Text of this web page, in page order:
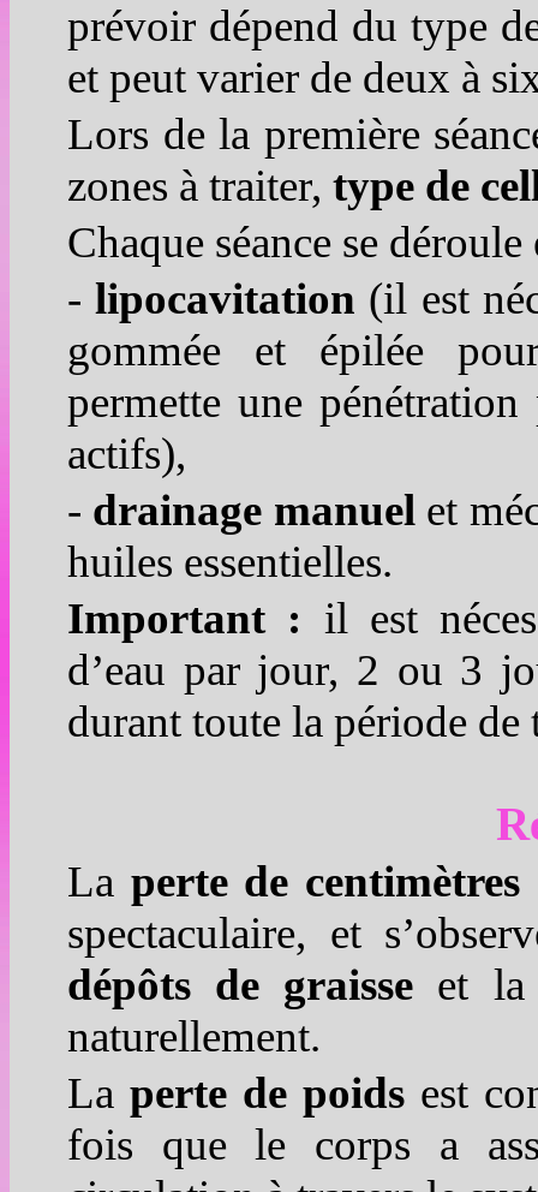
prévoir dépend du type
et peut varier de deux à
Lors de la première
zones à traiter, type de
Chaque séance se
-lipocavitation (il est
gommée et épilée
permette une
actifs),
- drainage manuelet
huiles essentielles.
Important : il est
d’eau par jour, 2 ou 3
durant toute la période de
La perte de centimètres
spectaculaire, et
dépôts de graisse et
naturellement.
La perte de poids est
fois que le corps a